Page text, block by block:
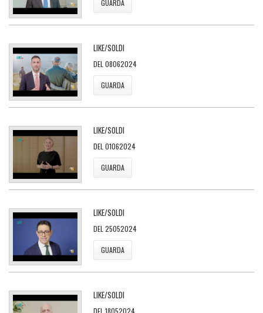
GUARDA
LIKE/SOLDI
DEL 08062024
GUARDA
LIKE/SOLDI
DEL 01062024
GUARDA
LIKE/SOLDI
DEL 25052024
GUARDA
LIKE/SOLDI
DEL 18052024